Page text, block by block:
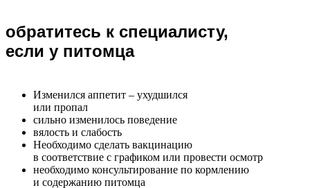
обратитесь к специалисту,
если у питомца
Изменился аппетит – ухудшился
или пропал
сильно изменилось поведение
вялость и слабость
Необходимо сделать вакцинацию
в соответствие с графиком или провести осмотр
необходимо консультирование по кормлению
и содержанию питомца